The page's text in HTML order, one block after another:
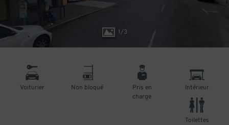
1/3
Voiturier Non bloqué
Pris en
charge
Intérieur
Toilettes